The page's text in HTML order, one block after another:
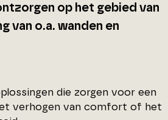
op het gebied van
van o.a. wanden en
die zorgen voor een
verhogen van comfort of het